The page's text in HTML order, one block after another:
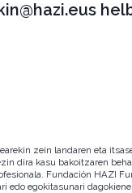
zein landaren eta
dira kasu bakoitzaren
Fundación HAZI
edo egokitasunari